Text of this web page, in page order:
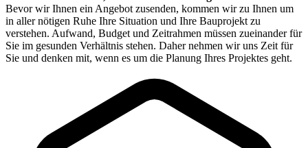
Bevor wir Ihnen ein Angebot zusenden, kommen wir zu Ihnen um
in aller nötigen Ruhe Ihre Situation und Ihre Bauprojekt zu
verstehen. Aufwand, Budget und Zeitrahmen müssen zueinander für
Sie im gesunden Verhältnis stehen. Daher nehmen wir uns Zeit für
Sie und denken mit, wenn es um die Planung Ihres Projektes geht.